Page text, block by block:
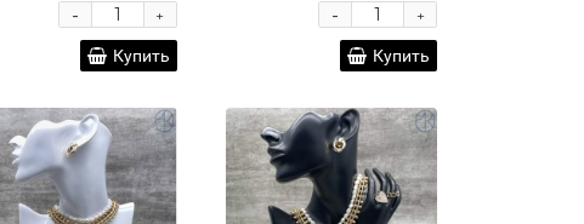
+
-
Купить
+
-
Купить